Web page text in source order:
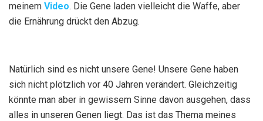
meinem Video. Die Gene laden vielleicht die Waffe, aber
die Ernährung drückt den Abzug.
Natürlich sind es nicht unsere Gene! Unsere Gene haben
sich nicht plötzlich vor 40 Jahren verändert. Gleichzeitig
könnte man aber in gewissem Sinne davon ausgehen, dass
alles in unseren Genen liegt. Das ist das Thema meines